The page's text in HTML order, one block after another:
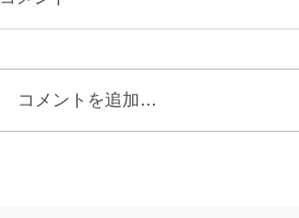
コメントを追加…